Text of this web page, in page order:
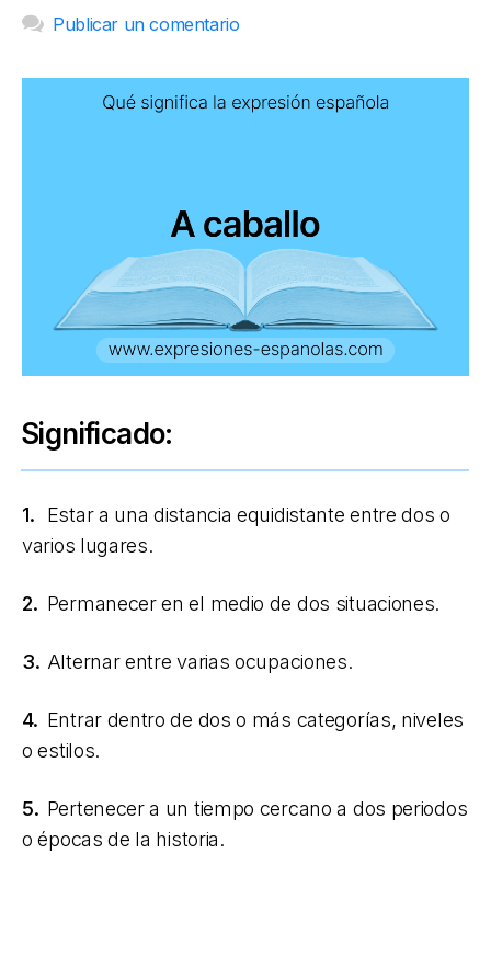
Publicar un comentario
Significado:
1.
Estar a una distancia equidistante entre dos o
varios lugares.
2. Permanecer en el medio de dos situaciones.
3. Alternar entre varias ocupaciones.
4. Entrar dentro de dos o más categorías, niveles
o estilos.
5. Pertenecer a un tiempo cercano a dos periodos
o épocas de la historia.